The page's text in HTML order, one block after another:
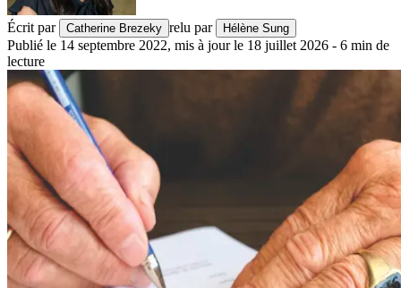
Écrit par Catherine Brezeky relu par Hélène Sung
Publié le 14 septembre 2022, mis à jour le 18 juillet 2026 - 6 min de
lecture